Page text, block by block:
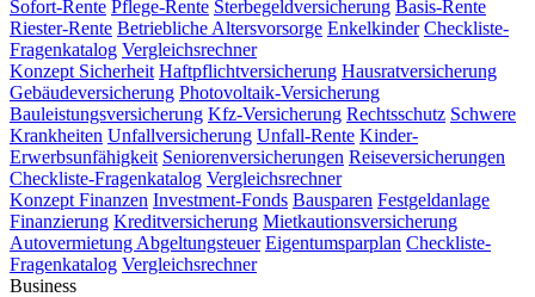
Sofort-Rente Pflege-Rente Sterbegeldversicherung Basis-Rente
Riester-Rente Betriebliche Altersvorsorge Enkelkinder Checkliste-
Fragenkatalog Vergleichsrechner
Konzept Sicherheit Haftpflichtversicherung Hausratversicherung
Gebäudeversicherung Photovoltaik-Versicherung
Bauleistungsversicherung Kfz-Versicherung Rechtsschutz Schwere
Krankheiten Unfallversicherung Unfall-Rente Kinder-
Erwerbsunfähigkeit Seniorenversicherungen Reiseversicherungen
Checkliste-Fragenkatalog Vergleichsrechner
Konzept Finanzen Investment-Fonds Bausparen Festgeldanlage
Finanzierung Kreditversicherung Mietkautionsversicherung
Autovermietung Abgeltungsteuer Eigentumsparplan Checkliste-
Fragenkatalog Vergleichsrechner
Business